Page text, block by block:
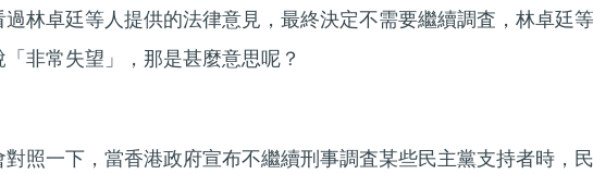
過林卓廷等人提供的法律意見，最終決定不需要繼續調査，林卓廷等
非常失望」，那是甚麼意思呢？
照一下，當香港政府宣布不繼續刑事調査某些民主黨支持者時，民